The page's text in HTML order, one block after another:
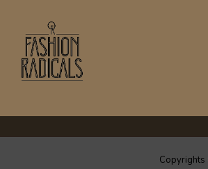
Copyrights